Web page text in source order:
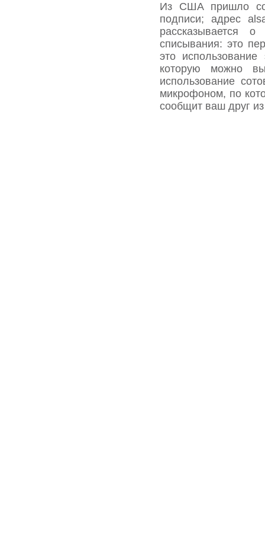
Из США пришло
подписи; адрес
рассказывается
списывания: это
это использование
которую можно
использование
микрофоном, по
сообщит ваш друг